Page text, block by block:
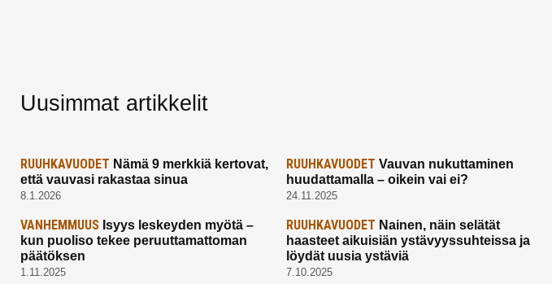
Uusimmat artikkelit
RUUHKAVUODET Nämä 9 merkkiä kertovat,
että vauvasi rakastaa sinua
8.1.2026
RUUHKAVUODET Vauvan nukuttaminen
huudattamalla – oikein vai ei?
24.11.2025
VANHEMMUUS Isyys leskeyden myötä –
kun puoliso tekee peruuttamattoman
päätöksen
1.11.2025
RUUHKAVUODET Nainen, näin selätät
haasteet aikuisiän ystävyyssuhteissa ja
löydät uusia ystäviä
7.10.2025